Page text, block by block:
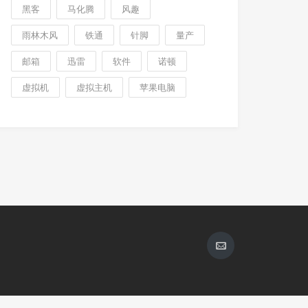
黑客 马化腾 风趣
雨林木风 铁通 针脚 量产
邮箱 迅雷 软件 诺顿
虚拟机 虚拟主机 苹果电脑